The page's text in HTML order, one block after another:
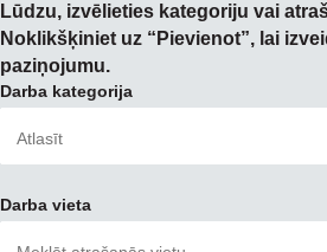
Lūdzu, izvēlieties kategoriju vai
Noklikšķiniet uz “Pievienot”, lai
paziņojumu.
Darba kategorija
Darba vieta